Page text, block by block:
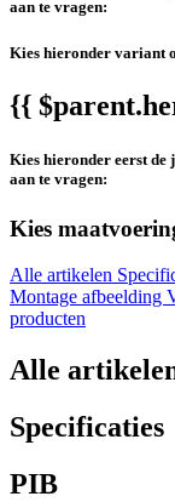
aan te vragen:
Kies hieronder variant
{{
Kies hieronder eerst
aan te vragen:
Kies
Alle artikelen
Montage afbeelding
producten
Alle
Specificaties
PIB